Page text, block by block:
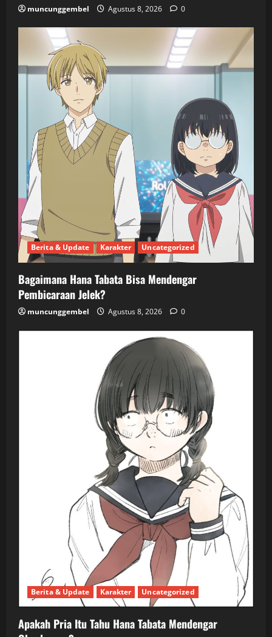
muncunggembel Agustus 8, 2026 0
Berita & Update Karakter Uncategorized
Bagaimana Hana Tabata Bisa Mendengar
Pembicaraan Jelek?
muncunggembel Agustus 8, 2026 0
Berita & Update Karakter Uncategorized
Apakah Pria Itu Tahu Hana Tabata Mendengar